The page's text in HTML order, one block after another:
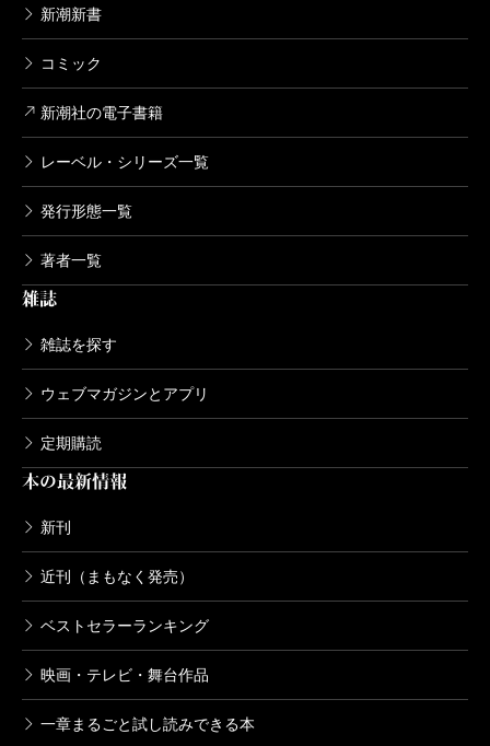
新潮新書
コミック
新潮社の電子書籍
レーベル・シリーズ一覧
発行形態一覧
著者一覧
雑誌
雑誌を探す
ウェブマガジンとアプリ
定期購読
本の最新情報
新刊
近刊（まもなく発売）
ベストセラーランキング
映画・テレビ・舞台作品
一章まるごと試し読みできる本